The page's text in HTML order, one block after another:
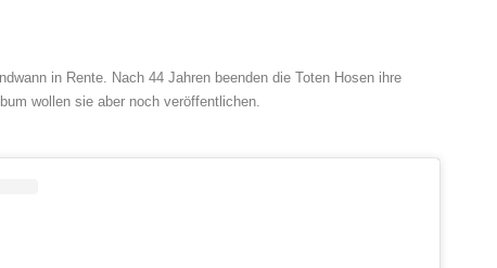
in Rente. Nach 44 Jahren beenden die Toten Hosen ihre
wollen sie aber noch veröffentlichen.